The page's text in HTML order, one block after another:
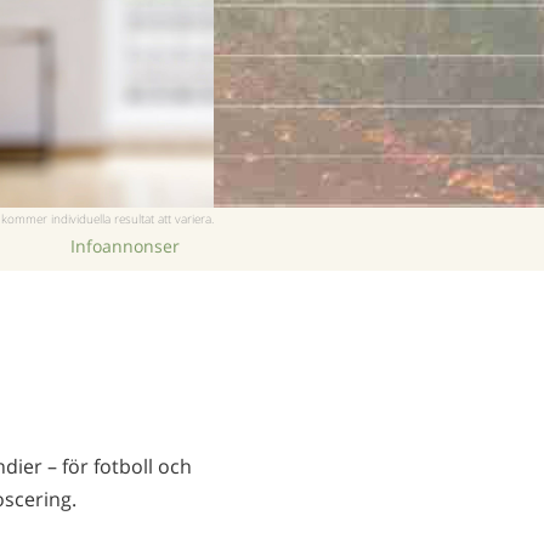
Kinesiska
Nepali
Arabiska
Ukrainska
Kroatiska
Tjeckiska
individuella resultat att variera.
Infoannonser
– för fotboll och